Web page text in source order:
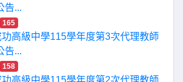
告...
165
高級中學115學年度第3次代理教師
告...
158
高級中學115學年度第2次代理教師